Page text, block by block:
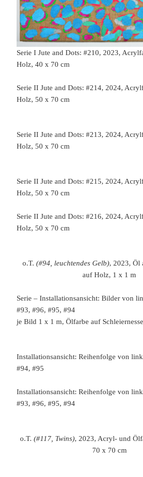
Serie I Jute and Dots: #210, 2023,
Holz, 40 x 70 cm
Serie II Jute and Dots: #214, 2024,
Holz, 50 x 70 cm
Serie II Jute and Dots: #213, 2024,
Holz, 50 x 70 cm
Serie II Jute and Dots: #215, 2024,
Holz, 50 x 70 cm
Serie II Jute and Dots: #216, 2024,
Holz, 50 x 70 cm
o.T. (#94, leuchtendes Gelb), 2023, Öl
auf Holz, 1 x 1 m
Serie – Installationsansicht: Bilder von
#93, #96, #95, #94
je Bild 1 x 1 m, Ölfarbe auf
Installationsansicht: Reihenfolge von
#94, #95
Installationsansicht: Reihenfolge von
#93, #96, #95, #94
o.T. (#117, Twins), 2023, Acryl- und
70 x 70 cm